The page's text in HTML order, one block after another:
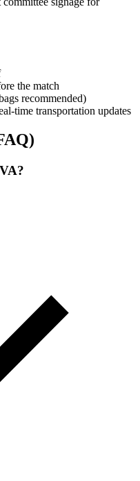
the match
recommended)
time transportation updates